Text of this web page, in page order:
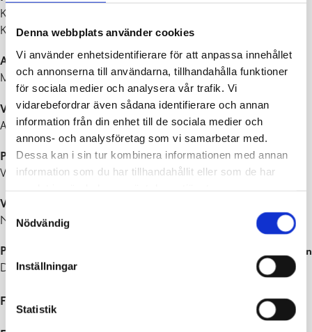
Denna webbplats använder cookies
Vi använder enhetsidentifierare för att anpassa innehållet
och annonserna till användarna, tillhandahålla funktioner
för sociala medier och analysera vår trafik. Vi
vidarebefordrar även sådana identifierare och annan
information från din enhet till de sociala medier och
annons- och analysföretag som vi samarbetar med.
Dessa kan i sin tur kombinera informationen med annan
information som du har tillhandahållit eller som de har
Samtyckesval
Nödvändig
Inställningar
Statistik
Kanslisekreterare Monica Mannström tfn 019 289 2315
Kanslist Martina Ekberg tfn 019 289 2320
Anslutningsavtalsärenden, ledningskartor och kartläggning
Mätningstekniker Patrik Fromholtz tfn 019 289 2307
Vattenmätarinstallationer samt arbetsbeställningar
Arbetsledare Jonny Lehtinen tfn 019 289 2309
Projektchef
Viktor Heerman tfn 019 289 2311
Vatten- och avloppsnätverket, investeringsprojekt, byggande
Nätverkschef Mats Gerkman tfn 019 289 2316
Pumpstationer, avloppsreningsverk, vattentäkter och vattentorn
Driftschef Tony Öblom tfn 019 289 2335
Felanmälan under arbetstid 019 289 2309 / 019 289 2307